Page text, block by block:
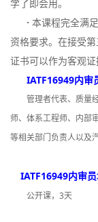
学了即会用。
· 本课程完全满
资格要求。在接受
证书可以作为客观证
IATF16949内审
管理者代表、质量
师、体系工程师、内部
等相关部门负责人以及
IATF16949内审员
公开课，3天